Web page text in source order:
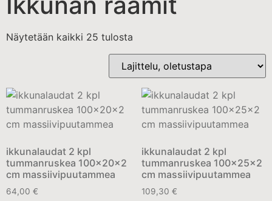
Näytetään kaikki 25 tulosta
ikkunalaudat 2 kpl
tummanruskea 100x20x2
cm massiivipuutammea
64,00 €
ikkunalaudat 2 kpl
tummanruskea 100x25x2
cm massiivipuutammea
109,30 €